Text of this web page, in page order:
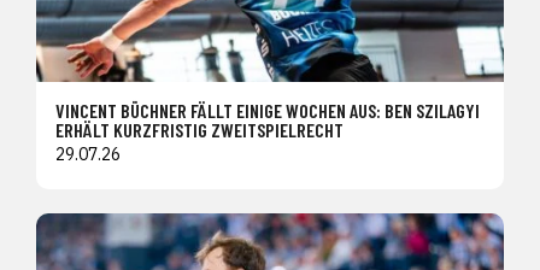
VINCENT BÜCHNER FÄLLT EINIGE WOCHEN AUS: BEN SZILAGYI
ERHÄLT KURZFRISTIG ZWEITSPIELRECHT
29.07.26